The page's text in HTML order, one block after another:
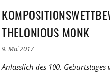
THELONIOUS MONK
9. Mai 2017
Anlässlich des 100. Geburtstages